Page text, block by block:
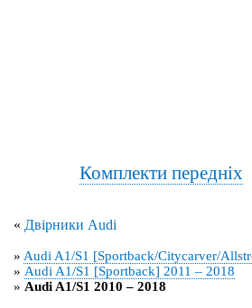
Комплекти передніх
« Двірники Audi
» Audi A1/S1 [Sportback/Citycarver/
» Audi A1/S1 [Sportback] 2011 – 2018
» Audi A1/S1 2010 – 2018